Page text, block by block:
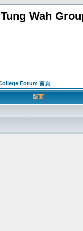
Tung Wah
Forum 首頁
版面